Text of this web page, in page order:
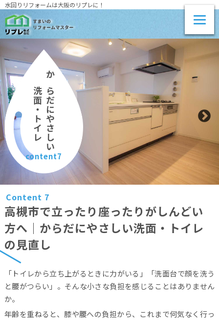
水回りリフォームは大阪のリプレに！
からだにやさしい
洗面・トイレ
content7
Content 7
高槻市で立ったり座ったりがしんどい
方へ｜からだにやさしい洗面・トイレ
の見直し
「トイレから立ち上がるときに力がいる」「洗面台で顔を洗う
と腰がつらい」。そんな小さな負担を感じることはありません
か。
年齢を重ねると、膝や腰への負担から、これまで何気なく行っ